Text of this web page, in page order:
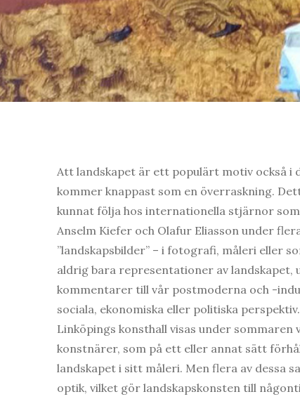
Att landskapet är ett populärt motiv också i
kommer knappast som en överraskning.
kunnat följa hos internationella stjärnor som
Anselm Kiefer och Olafur Eliasson under
”landskapsbilder” – i fotografi, måleri eller
aldrig bara representationer av landskapet,
kommentarer till vår postmoderna och -
sociala, ekonomiska eller politiska perspektiv.
Linköpings konsthall visas under sommaren
konstnärer, som på ett eller annat sätt
landskapet i sitt måleri. Men flera av dessa
optik, vilket gör landskapskonsten till